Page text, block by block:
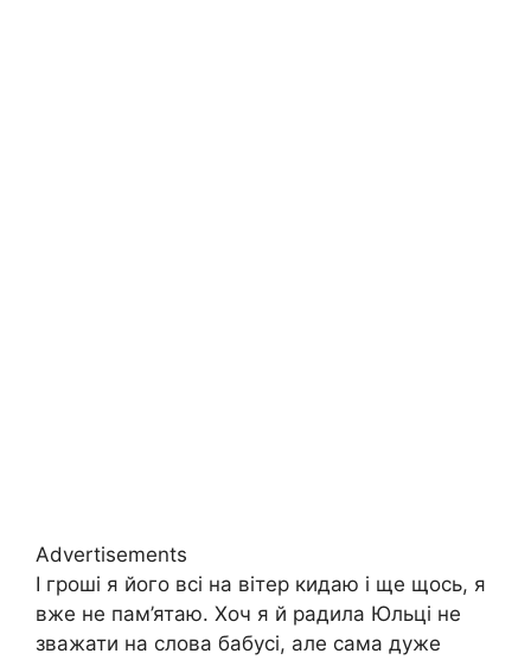
Advertisements
І гроші я його всі на вітер кидаю і ще щось, я
вже не пам’ятаю. Хоч я й радила Юльці не
зважати на слова бабусі, але сама дуже